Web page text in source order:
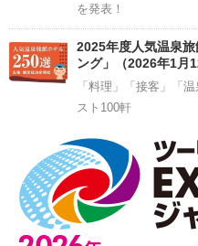
を発表！
2025年度人気温泉
ング」（2026年1月
「料理」「接客」「
スト100軒